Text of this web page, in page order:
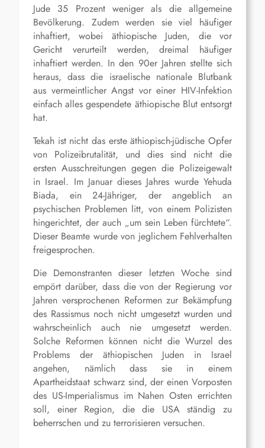
Jude 35 Prozent weniger als die allgemeine
Bevölkerung. Zudem werden sie viel häufiger
inhaftiert, wobei äthiopische Juden, die vor
Gericht verurteilt werden, dreimal häufiger
inhaftiert werden. In den 90er Jahren stellte sich
heraus, dass die israelische nationale Blutbank
aus vermeintlicher Angst vor einer HIV-Infektion
einfach alles gespendete äthiopische Blut entsorgt
hat.
Tekah ist nicht das erste äthiopisch-jüdische Opfer
von Polizeibrutalität, und dies sind nicht die
ersten Ausschreitungen gegen die Polizeigewalt
in Israel. Im Januar dieses Jahres wurde Yehuda
Biada, ein 24-Jähriger, der angeblich an
psychischen Problemen litt, von einem Polizisten
hingerichtet, der auch „um sein Leben fürchtete“.
Dieser Beamte wurde von jeglichem Fehlverhalten
freigesprochen.
Die Demonstranten dieser letzten Woche sind
empört darüber, dass die von der Regierung vor
Jahren versprochenen Reformen zur Bekämpfung
des Rassismus noch nicht umgesetzt wurden und
wahrscheinlich auch nie umgesetzt werden.
Solche Reformen können nicht die Wurzel des
Problems der äthiopischen Juden in Israel
angehen, nämlich dass sie in einem
Apartheidstaat schwarz sind, der einen Vorposten
des US-Imperialismus im Nahen Osten errichten
soll, einer Region, die die USA ständig zu
beherrschen und zu terrorisieren versuchen.